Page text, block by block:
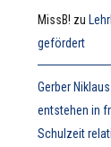
MissB! zu
gefördert
Gerber Niklaus
entstehen in
Schulzeit